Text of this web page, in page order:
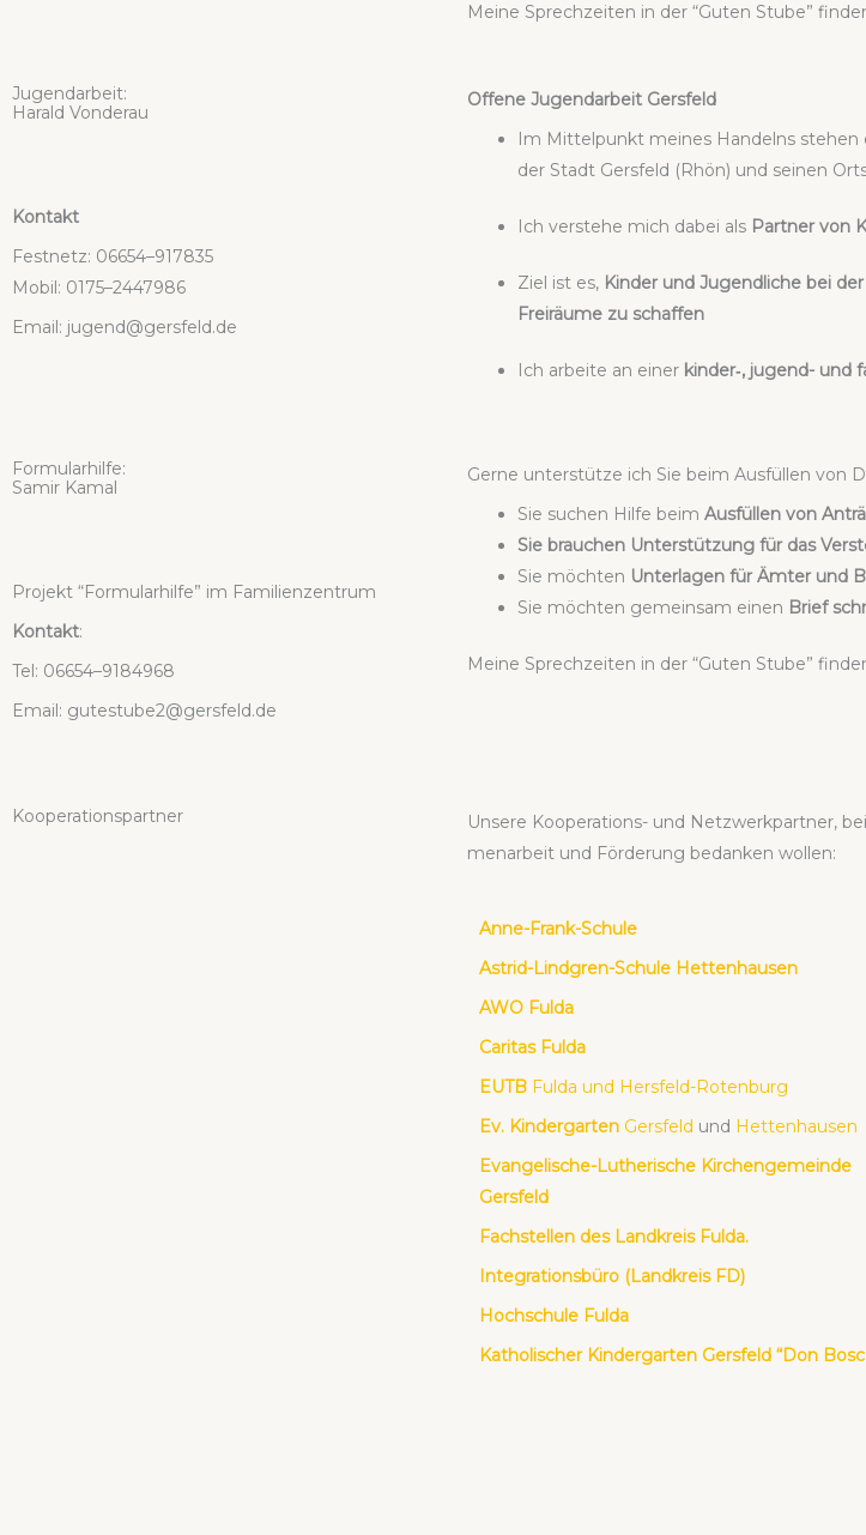
Mei­ne Sprech­zei­ten in der “Guten Stu­be”
Jugend­ar­beit:
Harald Von­der­au
Kon­takt
Fest­netz: 06654–917835
Mobil: 0175–2447986
Email: jugend@gersfeld.de
Offe­ne Jugend­ar­beit Gers­feld
Im Mit­tel­punkt mei­nes Han­delns ste­hen
der Stadt Gers­feld (Rhön) und sei­nen
Ich ver­ste­he mich dabei als Part­ner von
Ziel ist es, Kin­der und Jugend­li­che bei
Frei­räu­me zu schaf­fen
Ich arbei­te an einer kinder‑, jugend- und
For­mu­lar­hil­fe:
Samir Kamal
Pro­jekt “For­mu­lar­hil­fe” im Fami­li­en­zen­trum
Kon­takt:
Tel: 06654–9184968
Email: gutestube2@gersfeld.de
Ger­ne unter­stüt­ze ich Sie beim Aus­fül­len von
Sie suchen Hil­fe beim Aus­fül­len von
Sie brau­chen Unter­stüt­zung für das
Sie möch­ten Unter­la­gen für Ämter und
Sie möch­ten gemein­sam einen Brief
Mei­ne Sprech­zei­ten in der “Guten Stu­be”
Koope­ra­ti­ons­part­ner
Unse­re Koope­ra­ti­ons- und Netz­werk­part­ner,
men­ar­beit und För­de­rung bedan­ken wol­len:
Anne-Frank-Schu­le
Astrid-Lind­gren-Schu­le Het­ten­hau­sen
AWO Ful­da
Cari­tas Ful­da
EUTB Ful­da und Hers­feld-Roten­burg
Ev. Kin­der­gar­ten Gers­feld und Het­ten­hau­sen
Evan­ge­li­sche-Luthe­ri­sche Kir­chen­ge­mein­de
Gers­feld
Fach­stel­len des Land­kreis Ful­da.
Inte­gra­ti­ons­bü­ro (Land­kreis FD)
Hoch­schu­le Ful­da
Katho­li­scher Kin­der­gar­ten Gers­feld “Don